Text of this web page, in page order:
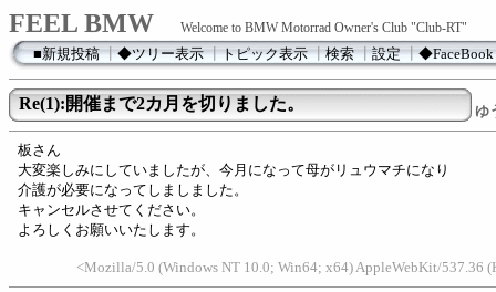
FEEL BMW Welcome to BMW Motorrad Owner's Club "Club-RT"
■新規投稿┃◆ツリー表示┃トピック表示┃検索┃設定┃◆FaceBook
Re(1):開催まで2カ月を切りました。 ゆ
板さん
大変楽しみにしていましたが、今月になって母がリュウマチになり
介護が必要になってしましました。
キャンセルさせてください。
よろしくお願いいたします。
<Mozilla/5.0 (Windows NT 10.0; Win64; x64) AppleWebKit/537.36